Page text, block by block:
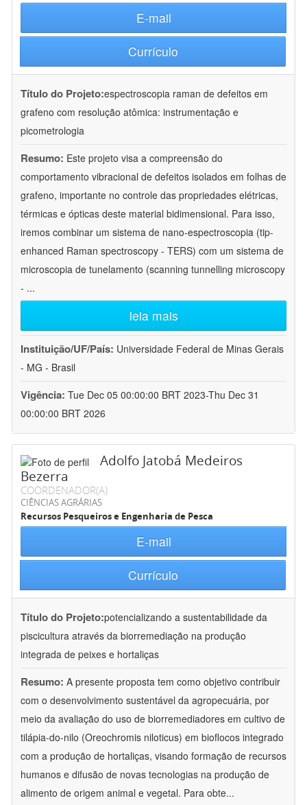
E-mail
Currículo
Título do Projeto:espectroscopia raman de defeitos em
grafeno com resolução atômica: instrumentação e
picometrologia
Resumo: Este projeto visa a compreensão do
comportamento vibracional de defeitos isolados em folhas de
grafeno, importante no controle das propriedades elétricas,
térmicas e ópticas deste material bidimensional. Para isso,
iremos combinar um sistema de nano-espectroscopia (tip-
enhanced Raman spectroscopy - TERS) com um sistema de
microscopia de tunelamento (scanning tunnelling microscopy
- ...
leia mais
Instituição/UF/País: Universidade Federal de Minas Gerais
- MG - Brasil
Vigência: Tue Dec 05 00:00:00 BRT 2023-Thu Dec 31
00:00:00 BRT 2026
Adolfo Jatobá Medeiros
Bezerra
COORDENADOR(A)
CIÊNCIAS AGRÁRIAS
Recursos Pesqueiros e Engenharia de Pesca
E-mail
Currículo
Título do Projeto:potencializando a sustentabilidade da
piscicultura através da biorremediação na produção
integrada de peixes e hortaliças
Resumo: A presente proposta tem como objetivo contribuir
com o desenvolvimento sustentável da agropecuária, por
meio da avaliação do uso de biorremediadores em cultivo de
tilápia-do-nilo (Oreochromis niloticus) em bioflocos integrado
com a produção de hortaliças, visando formação de recursos
humanos e difusão de novas tecnologias na produção de
alimento de origem animal e vegetal. Para obte...